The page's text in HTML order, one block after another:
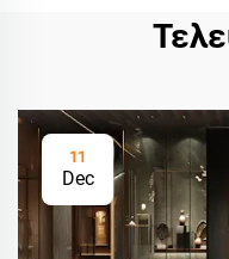
11
Dec